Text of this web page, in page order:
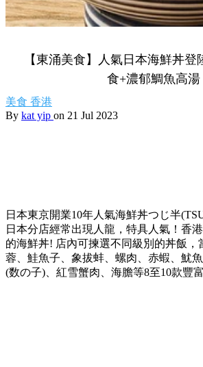
【東涌美食】人氣日本海鮮丼登
食+濃郁鯛魚高湯
美食 香港
By kat yip on 21 Jul 2023
日本東京開業10年人氣海鮮丼つじ半
日本分店經常出現人龍，特具人氣！香
的海鮮丼! 店內可揀選不同級別的丼飯，
蓉、鮭魚子、象拔蚌、螺肉、赤蝦、魷
(数の子) 、紅雪蟹肉、海膽等8至10款豐